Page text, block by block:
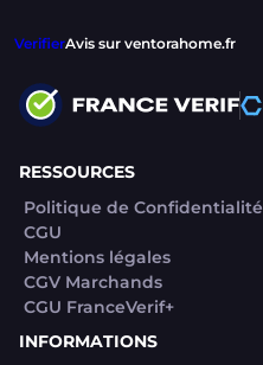
VerifierAvis sur ventorahome.fr
RESSOURCES
Politique de Confidentialité
CGU
Mentions légales
CGV Marchands
CGU FranceVerif+
INFORMATIONS